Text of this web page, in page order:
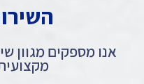
אנו מספקים מגוון